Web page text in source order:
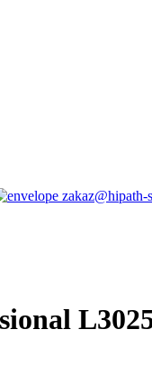
zakaz@hipath-